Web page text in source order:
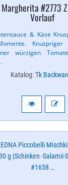
Margherita #2773
Vorlauf
& Käse
Knuspriger
würzigen
Katalog:Tk